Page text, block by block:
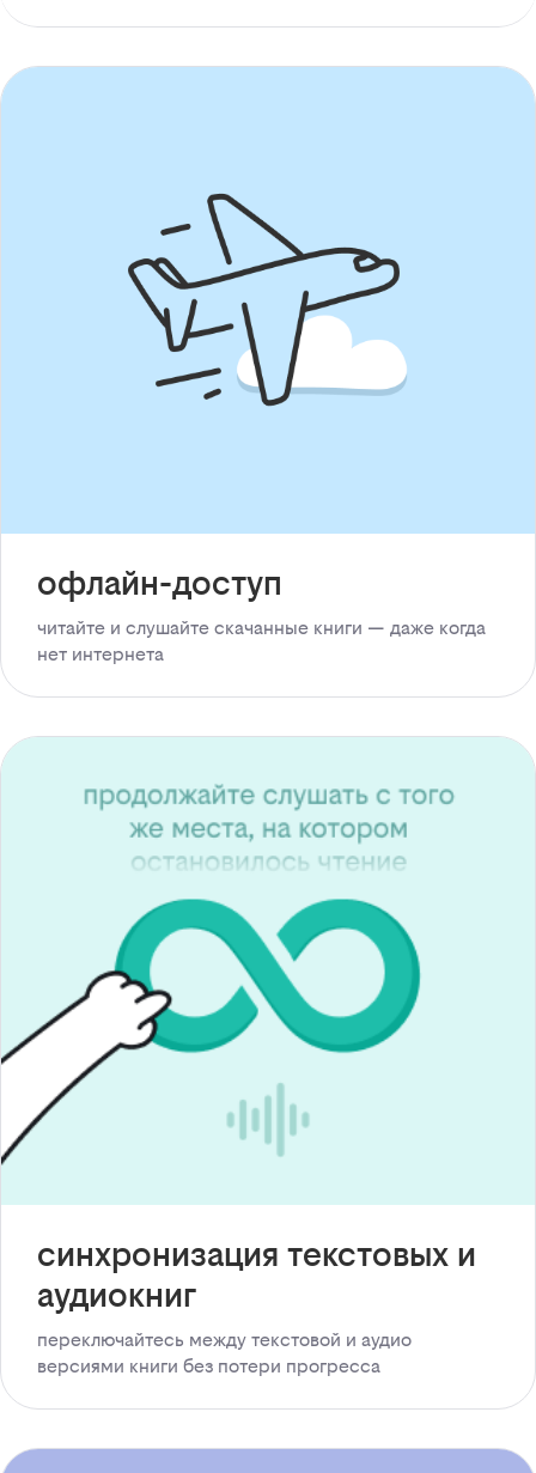
офлайн-доступ
читайте и слушайте скачанные книги — даже когда
нет интернета
синхронизация текстовых и
аудиокниг
переключайтесь между текстовой и аудио
версиями книги без потери прогресса